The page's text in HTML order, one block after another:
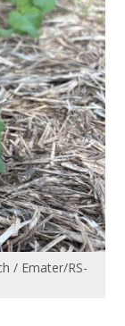
/ Emater/RS-